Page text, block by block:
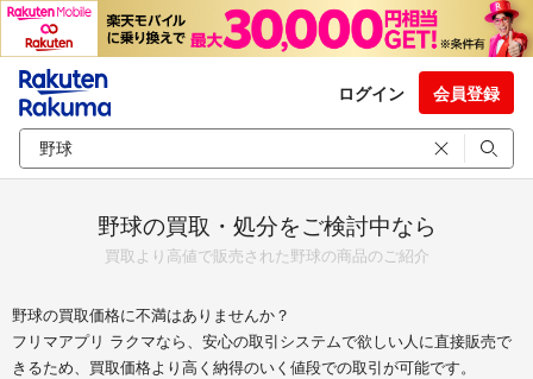
ログイン 会員登録
野球の買取・処分をご検討中なら
買取より高値で販売された野球の商品のご紹介
野球の買取価格に不満はありませんか？
フリマアプリ ラクマなら、安心の取引システムで欲しい人に直接販売で
きるため、買取価格より高く納得のいく値段での取引が可能です。